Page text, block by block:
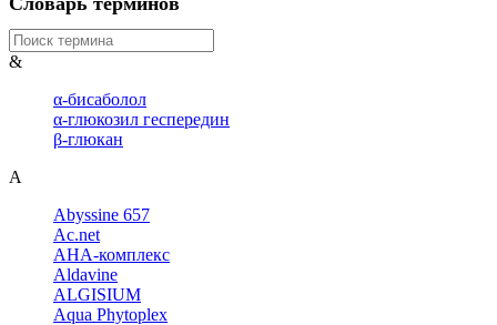
&
α-бисаболол
α-глюкозил геспередин
β-глюкан
A
Abyssine 657
Ac.net
AHA-комплекс
Aldavine
ALGISIUM
Aqua Phytoplex